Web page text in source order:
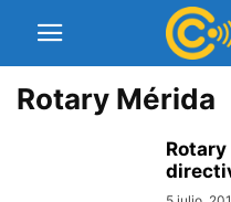
Rotary Mérida